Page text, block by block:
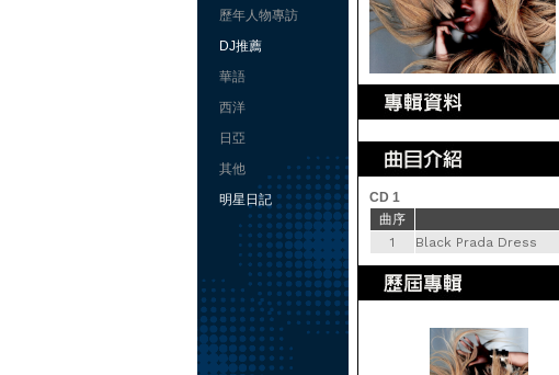
歷年人物專訪
DJ推薦
華語
西洋
日亞
其他
明星日記
CD 1
曲序
1
Black Prada Dress